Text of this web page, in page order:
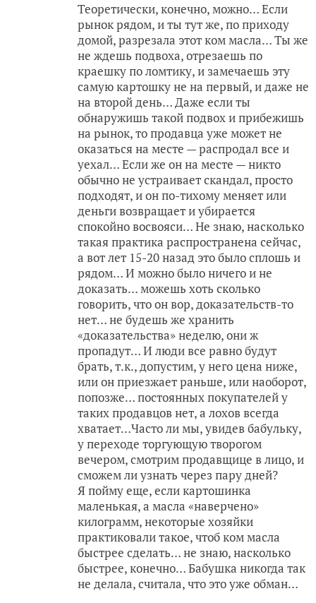
Теоретически, конечно, можно… Если
рынок рядом, и ты тут же, по приходу
домой, разрезала этот ком масла… Ты же
не ждешь подвоха, отрезаешь по
краешку по ломтику, и замечаешь эту
самую картошку не на первый, и даже не
на второй день… Даже если ты
обнаружишь такой подвох и прибежишь
на рынок, то продавца уже может не
оказаться на месте — распродал все и
уехал… Если же он на месте — никто
обычно не устраивает скандал, просто
подходят, и он по-тихому меняет или
деньги возвращает и убирается
спокойно восвояси… Не знаю, насколько
такая практика распространена сейчас,
а вот лет 15-20 назад это было сплошь и
рядом… И можно было ничего и не
доказать… можешь хоть сколько
говорить, что он вор, доказательств-то
нет… не будешь же хранить
«доказательства» неделю, они ж
пропадут… И люди все равно будут
брать, т.к., допустим, у него цена ниже,
или он приезжает раньше, или наоборот,
попозже… постоянных покупателей у
таких продавцов нет, а лохов всегда
хватает…Часто ли мы, увидев бабульку,
у переходе торгующую творогом
вечером, смотрим продавщице в лицо, и
сможем ли узнать через пару дней?
Я пойму еще, если картошинка
маленькая, а масла «наверчено»
килограмм, некоторые хозяйки
практиковали такое, чтоб ком масла
быстрее сделать… не знаю, насколько
быстрее, конечно… Бабушка никогда так
не делала, считала, что это уже обман…